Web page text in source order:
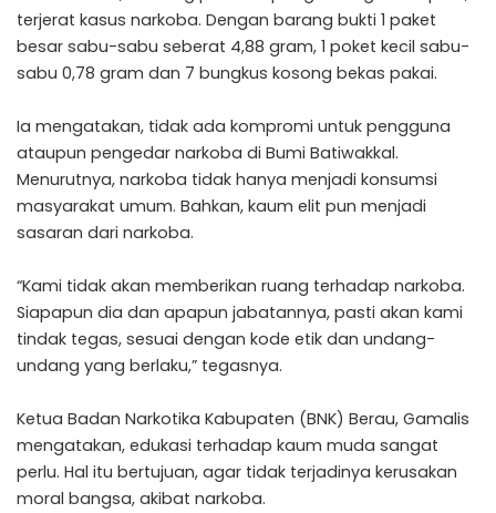
terjerat kasus narkoba. Dengan barang bukti 1 paket
besar sabu-sabu seberat 4,88 gram, 1 poket kecil sabu-
sabu 0,78 gram dan 7 bungkus kosong bekas pakai.
Ia mengatakan, tidak ada kompromi untuk pengguna
ataupun pengedar narkoba di Bumi Batiwakkal.
Menurutnya, narkoba tidak hanya menjadi konsumsi
masyarakat umum. Bahkan, kaum elit pun menjadi
sasaran dari narkoba.
“Kami tidak akan memberikan ruang terhadap narkoba.
Siapapun dia dan apapun jabatannya, pasti akan kami
tindak tegas, sesuai dengan kode etik dan undang-
undang yang berlaku,” tegasnya.
Ketua Badan Narkotika Kabupaten (BNK) Berau, Gamalis
mengatakan, edukasi terhadap kaum muda sangat
perlu. Hal itu bertujuan, agar tidak terjadinya kerusakan
moral bangsa, akibat narkoba.